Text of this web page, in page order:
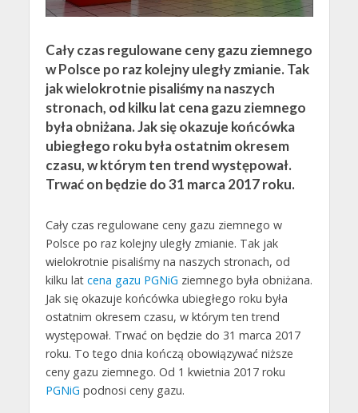
Cały czas regulowane ceny gazu ziemnego
w Polsce po raz kolejny uległy zmianie. Tak
jak wielokrotnie pisaliśmy na naszych
stronach, od kilku lat cena gazu ziemnego
była obniżana. Jak się okazuje końcówka
ubiegłego roku była ostatnim okresem
czasu, w którym ten trend występował.
Trwać on będzie do 31 marca 2017 roku.
Cały czas regulowane ceny gazu ziemnego w
Polsce po raz kolejny uległy zmianie. Tak jak
wielokrotnie pisaliśmy na naszych stronach, od
kilku lat cena gazu PGNiG ziemnego była obniżana.
Jak się okazuje końcówka ubiegłego roku była
ostatnim okresem czasu, w którym ten trend
występował. Trwać on będzie do 31 marca 2017
roku. To tego dnia kończą obowiązywać niższe
ceny gazu ziemnego. Od 1 kwietnia 2017 roku
PGNiG podnosi ceny gazu.